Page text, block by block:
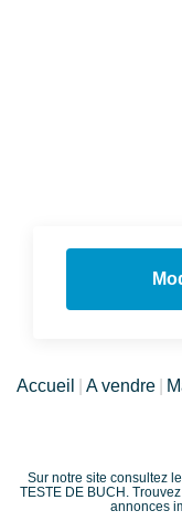
Accueil A vendre
Sur notre site consultez
TESTE DE BUCH.
annonces